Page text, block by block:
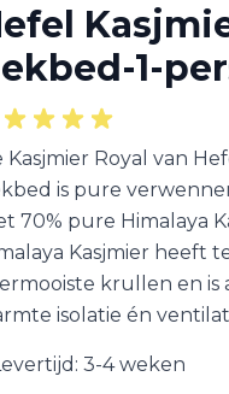
1-
Kasjmier Royal van
is pure
70% pure Himalaya
Kasjmier heeft
krullen en is
isolatie én
3-4 weken